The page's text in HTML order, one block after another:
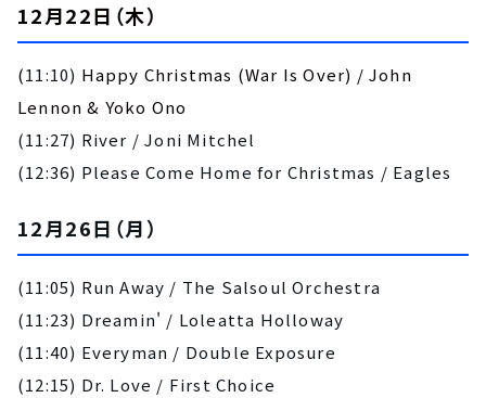
12月22日（木）
(11:10) Happy Christmas (War Is Over) / John
Lennon & Yoko Ono
(11:27) River / Joni Mitchel
(12:36) Please Come Home for Christmas / Eagles
12月26日（月）
(11:05) Run Away / The Salsoul Orchestra
(11:23) Dreamin' / Loleatta Holloway
(11:40) Everyman / Double Exposure
(12:15) Dr. Love / First Choice